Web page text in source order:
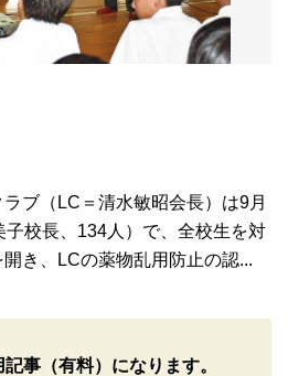
ブ（LC＝清水敏昭会長）は9月
校長、134人）で、全校生を対
き、LCの薬物乱用防止の認...
事（有料）になります。